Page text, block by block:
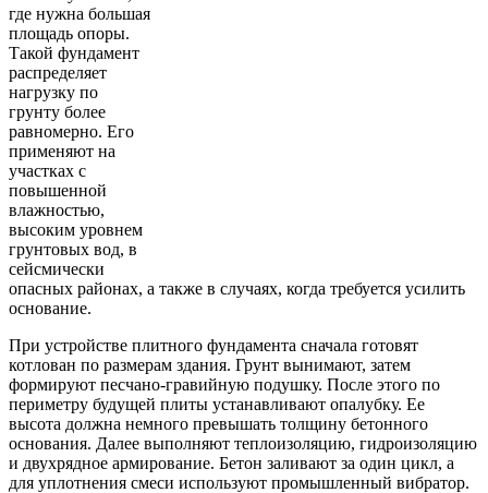
где нужна большая
площадь опоры.
Такой фундамент
распределяет
нагрузку по
грунту более
равномерно. Его
применяют на
участках с
повышенной
влажностью,
высоким уровнем
грунтовых вод, в
сейсмически
опасных районах, а также в случаях, когда требуется усилить
основание.
При устройстве плитного фундамента сначала готовят
котлован по размерам здания. Грунт вынимают, затем
формируют песчано-гравийную подушку. После этого по
периметру будущей плиты устанавливают опалубку. Ее
высота должна немного превышать толщину бетонного
основания. Далее выполняют теплоизоляцию, гидроизоляцию
и двухрядное армирование. Бетон заливают за один цикл, а
для уплотнения смеси используют промышленный вибратор.